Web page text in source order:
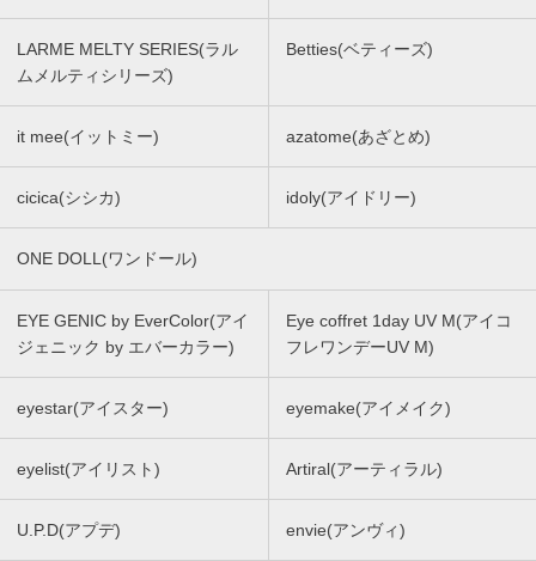
LARME MELTY SERIES(ラル
ムメルティシリーズ)
Betties(ベティーズ)
it mee(イットミー) azatome(あざとめ)
cicica(シシカ) idoly(アイドリー)
ONE DOLL(ワンドール)
EYE GENIC by EverColor(アイ
ジェニック by エバーカラー)
Eye coffret 1day UV M(アイコ
フレワンデーUV M)
eyestar(アイスター) eyemake(アイメイク)
eyelist(アイリスト) Artiral(アーティラル)
U.P.D(アプデ) envie(アンヴィ)